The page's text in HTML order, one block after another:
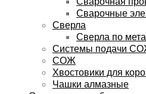
Сварочные
Сверла
Сверла по
Системы подачи
СОЖ
Хвостовики для
Чашки алмазные